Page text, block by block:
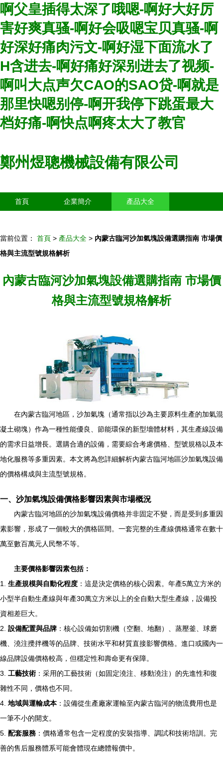
啊父皇插得太深了哦嗯-啊好大好厉
害好爽真骚-啊好会吸嗯宝贝真骚-啊
好深好痛肉污文-啊好湿下面流水了
H含进去-啊好痛好深别进去了视频-
啊叫大点声欠CAO的SAO贷-啊就是
那里快嗯别停-啊开我停下跳蛋最大
档好痛-啊快点啊疼太大了教官
鄭州煜聰機械設備有限公司
首頁 企業簡介 產品大全
當前位置： 首頁 > 產品大全 > 內蒙古臨河沙加氣塊設備選購指南 市場價
格與主流型號規格解析
內蒙古臨河沙加氣塊設備選購指南 市場價
格與主流型號規格解析
在內蒙古臨河地區，沙加氣塊（通常指以沙為主要原料生產的加氣混
凝土砌塊）作為一種性能優良、節能環保的新型墻體材料，其生產線設備
的需求日益增長。選購合適的設備，需要綜合考慮價格、型號規格以及本
地化服務等多重因素。本文將為您詳細解析內蒙古臨河地區沙加氣塊設備
的價格構成與主流型號規格。
一、沙加氣塊設備價格影響因素與市場概況
內蒙古臨河地區的沙加氣塊設備價格并非固定不變，而是受到多重因
素影響，形成了一個較大的價格區間。一套完整的生產線價格通常在數十
萬至數百萬元人民幣不等。
主要價格影響因素包括：
1. 生產規模與自動化程度 ：這是決定價格的核心因素。年產5萬立方米的
小型半自動生產線與年產30萬立方米以上的全自動大型生產線，設備投
資相差巨大。
2. 設備配置與品牌 ：核心設備如切割機（空翻、地翻）、蒸壓釜、球磨
機、澆注攪拌機等的品牌、技術水平和材質直接影響價格。進口或國內一
線品牌設備價格較高，但穩定性和壽命更有保障。
3. 工藝技術 ：采用的工藝技術（如固定澆注、移動澆注）的先進性和復
雜性不同，價格也不同。
4. 地域與運輸成本：設備從生產廠家運輸至內蒙古臨河的物流費用也是
一筆不小的開支。
5. 配套服務 ：價格通常包含一定程度的安裝指導、調試和技術培訓。完
善的售后服務體系可能會體現在總體報價中。